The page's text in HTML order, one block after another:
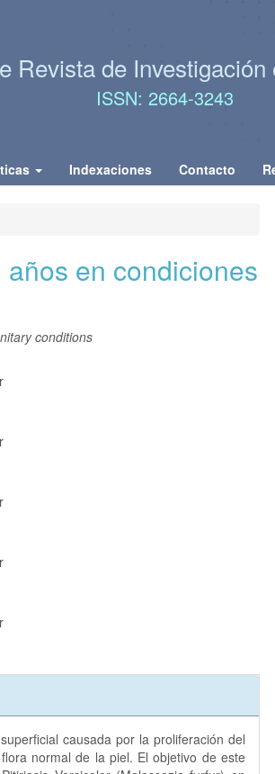
Revista de Investigación
ISSN: 2664-3243
Indexaciones Contacto
en condiciones
conditions
causada por la proliferación del
normal de la piel. El objetivo de este